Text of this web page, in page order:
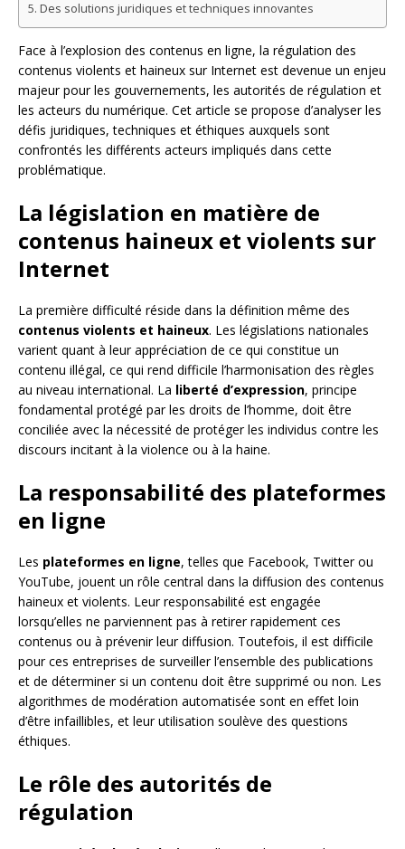
Des solutions juridiques et techniques innovantes
Face à l’explosion des contenus en ligne, la régulation des
contenus violents et haineux sur Internet est devenue un enjeu
majeur pour les gouvernements, les autorités de régulation et
les acteurs du numérique. Cet article se propose d’analyser les
défis juridiques, techniques et éthiques auxquels sont
confrontés les différents acteurs impliqués dans cette
problématique.
La législation en matière de
contenus haineux et violents sur
Internet
La première difficulté réside dans la définition même des
contenus violents et haineux. Les législations nationales
varient quant à leur appréciation de ce qui constitue un
contenu illégal, ce qui rend difficile l’harmonisation des règles
au niveau international. La liberté d’expression, principe
fondamental protégé par les droits de l’homme, doit être
conciliée avec la nécessité de protéger les individus contre les
discours incitant à la violence ou à la haine.
La responsabilité des plateformes
en ligne
Les plateformes en ligne, telles que Facebook, Twitter ou
YouTube, jouent un rôle central dans la diffusion des contenus
haineux et violents. Leur responsabilité est engagée
lorsqu’elles ne parviennent pas à retirer rapidement ces
contenus ou à prévenir leur diffusion. Toutefois, il est difficile
pour ces entreprises de surveiller l’ensemble des publications
et de déterminer si un contenu doit être supprimé ou non. Les
algorithmes de modération automatisée sont en effet loin
d’être infaillibles, et leur utilisation soulève des questions
éthiques.
Le rôle des autorités de
régulation